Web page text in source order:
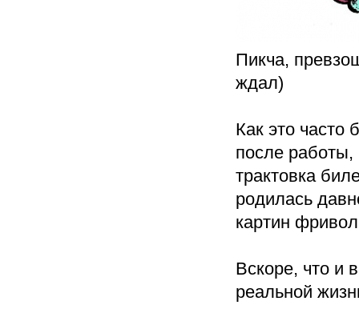
Пикча,
ждал)
Как это часто
после работы,
трактовка
родилась
картин
Вскоре, что и
реальной